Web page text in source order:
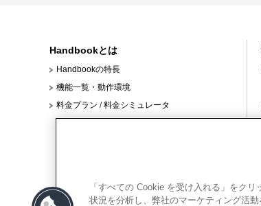
Handbookとは
Handbookの特長
機能一覧・動作環境
料金プラン /料金シミュレータ
「すべての Cookie を受け入れる」をク
状況を分析し、弊社のマーケティング活